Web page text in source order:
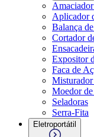
Aplicador
Balança
Cortador
Expositor
Faca de
Moedor
Seladoras
Serra-Fita
Eletroportátil